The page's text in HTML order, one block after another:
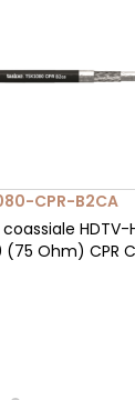
CPR-B2CA
HDTV-
(75 Ohm) CPR